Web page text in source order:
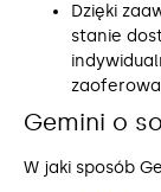
Dzięki
stanie
Gemini o
W jaki sposób